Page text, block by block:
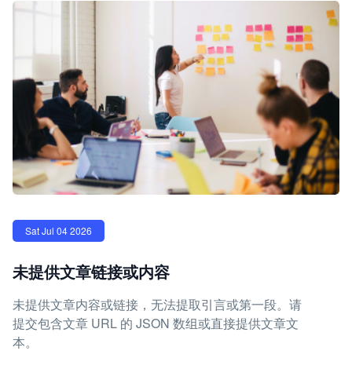
Sat Jul 04 2026
未提供文章链接或内容
未提供文章内容或链接，无法提取引言或第一段。请
提交包含文章 URL 的 JSON 数组或直接提供文章文
本。